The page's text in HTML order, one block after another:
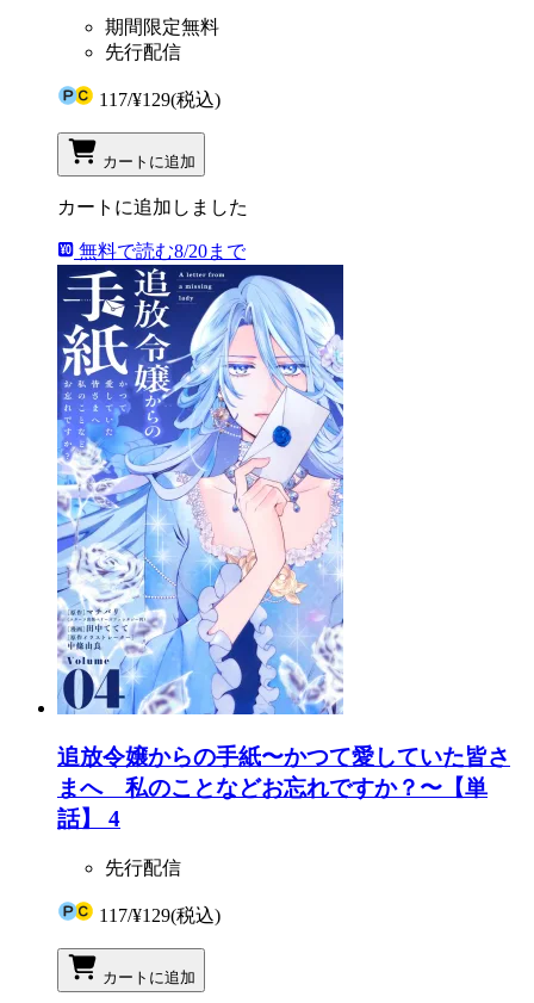
期間限定無料
先行配信
117/¥129(税込)
カートに追加
カートに追加しました
無料で読む8/20まで
追放令嬢からの手紙〜かつて愛していた皆さ
まへ 私のことなどお忘れですか？〜【単
話】 4
先行配信
117/¥129(税込)
カートに追加